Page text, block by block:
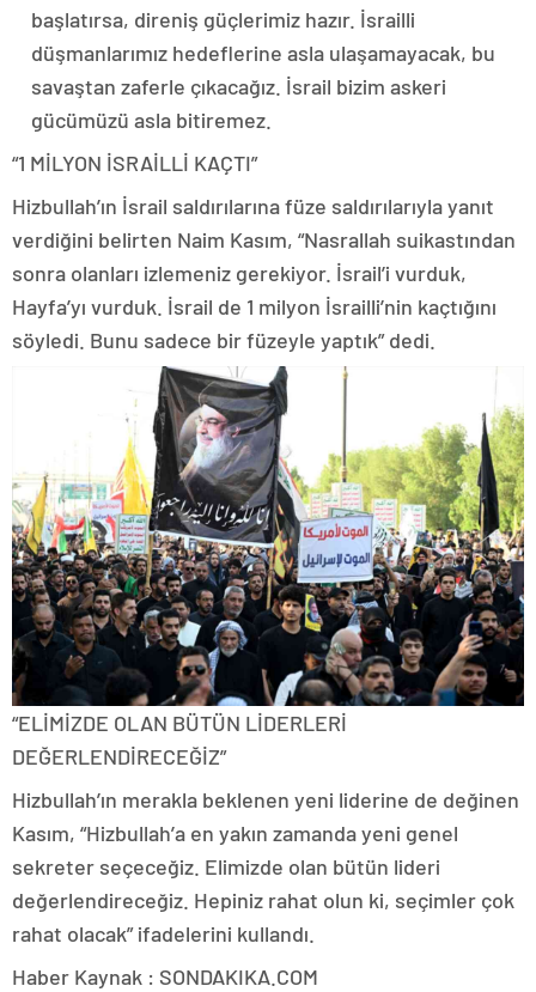
başlatırsa, direniş güçlerimiz hazır. İsrailli
düşmanlarımız hedeflerine asla ulaşamayacak, bu
savaştan zaferle çıkacağız. İsrail bizim askeri
gücümüzü asla bitiremez.
“1 MİLYON İSRAİLLİ KAÇTI”
Hizbullah’ın İsrail saldırılarına füze saldırılarıyla yanıt
verdiğini belirten Naim Kasım, “Nasrallah suikastından
sonra olanları izlemeniz gerekiyor. İsrail’i vurduk,
Hayfa’yı vurduk. İsrail de 1 milyon İsrailli’nin kaçtığını
söyledi. Bunu sadece bir füzeyle yaptık” dedi.
“ELİMİZDE OLAN BÜTÜN LİDERLERİ
DEĞERLENDİRECEĞİZ”
Hizbullah’ın merakla beklenen yeni liderine de değinen
Kasım, “Hizbullah’a en yakın zamanda yeni genel
sekreter seçeceğiz. Elimizde olan bütün lideri
değerlendireceğiz. Hepiniz rahat olun ki, seçimler çok
rahat olacak” ifadelerini kullandı.
Haber Kaynak : SONDAKIKA.COM